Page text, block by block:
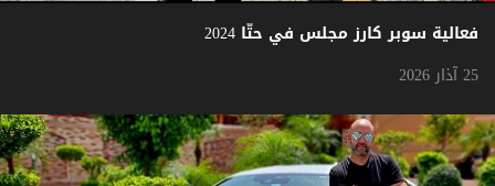
فعالية سوبر كارز مجلس في حتّا 2024
25 آذار 2026